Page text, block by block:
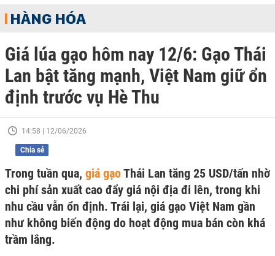
HÀNG HÓA
Giá lúa gạo hôm nay 12/6: Gạo Thái
Lan bật tăng mạnh, Việt Nam giữ ổn
định trước vụ Hè Thu
14:58 | 12/06/2026
Chia sẻ
Trong tuần qua, giá gạoThái Lan tăng 25 USD/tấn nhờ
chi phí sản xuất cao đẩy giá nội địa đi lên, trong khi
nhu cầu vẫn ổn định. Trái lại, giá gạo Việt Nam gần
như không biến động do hoạt động mua bán còn khá
trầm lắng.